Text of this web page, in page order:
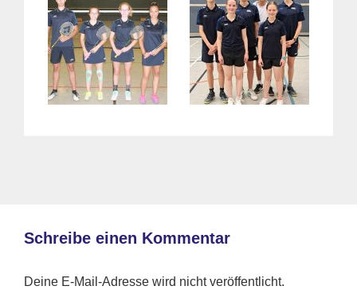
Schreibe einen Kommentar
Deine E-Mail-Adresse wird nicht veröffentlicht.